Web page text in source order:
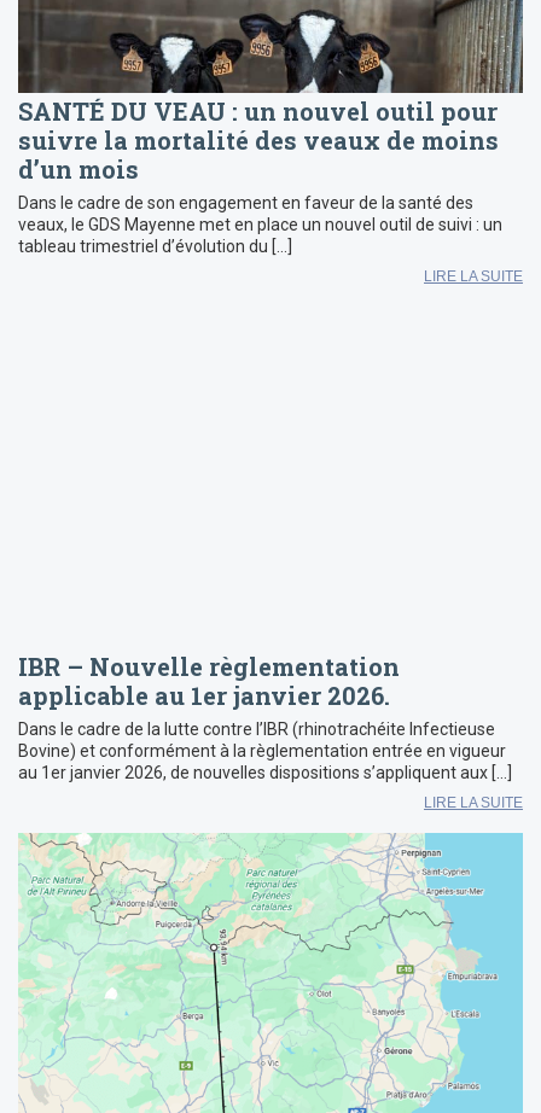
SANTÉ DU VEAU : un nouvel outil pour
suivre la mortalité des veaux de moins
d’un mois
Dans le cadre de son engagement en faveur de la santé des
veaux, le GDS Mayenne met en place un nouvel outil de suivi : un
tableau trimestriel d’évolution du […]
LIRE LA SUITE
IBR – Nouvelle règlementation
applicable au 1er janvier 2026.
Dans le cadre de la lutte contre l’IBR (rhinotrachéite Infectieuse
Bovine) et conformément à la règlementation entrée en vigueur
au 1er janvier 2026, de nouvelles dispositions s’appliquent aux […]
LIRE LA SUITE